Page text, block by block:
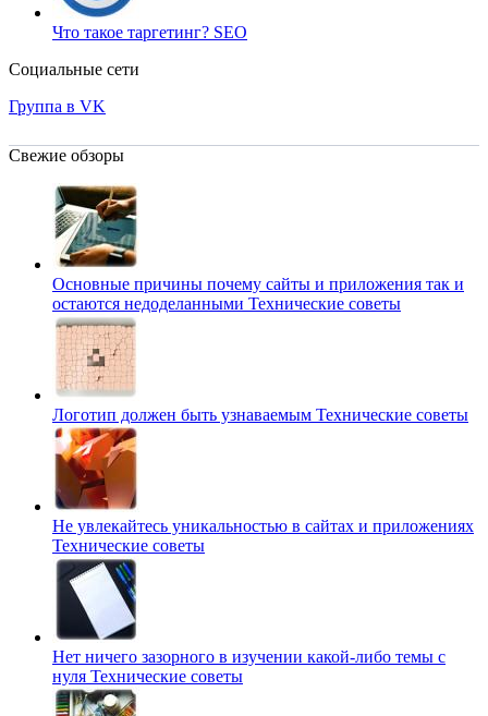
Что такое таргетинг? SEO
Социальные сети
Группа в VK
Свежие обзоры
Основные причины почему сайты и приложения так и
остаются недоделанными Технические советы
Логотип должен быть узнаваемым Технические советы
Не увлекайтесь уникальностью в сайтах и приложениях
Технические советы
Нет ничего зазорного в изучении какой-либо темы с
нуля Технические советы